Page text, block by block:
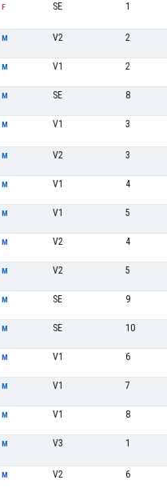
F SE 1
M V2 2
M V1 2
M SE 8
M V1 3
M V2 3
M V1 4
M V1 5
M V2 4
M V2 5
M SE 9
M SE 10
M V1 6
M V1 7
M V1 8
M V3 1
M V2 6